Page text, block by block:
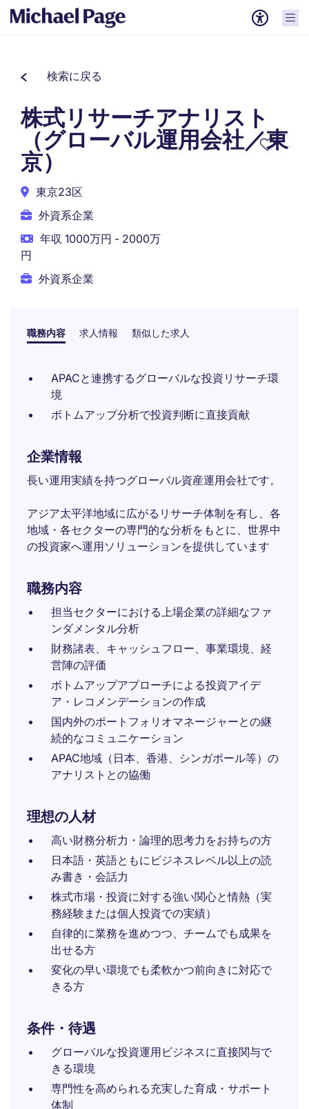
検索に戻る
株式リサーチアナリスト
（グローバル運用会社／東
京）
東京23区
外資系企業
年収 1000万円 - 2000万
円
外資系企業
職務内容 求人情報 類似した求人
APACと連携するグローバルな投資リサーチ環
境
ボトムアップ分析で投資判断に直接貢献
企業情報
長い運用実績を持つグローバル資産運用会社です。
アジア太平洋地域に広がるリサーチ体制を有し、各
地域・各セクターの専門的な分析をもとに、世界中
の投資家へ運用ソリューションを提供しています
職務内容
担当セクターにおける上場企業の詳細なファ
ンダメンタル分析
財務諸表、キャッシュフロー、事業環境、経
営陣の評価
ボトムアップアプローチによる投資アイデ
ア・レコメンデーションの作成
国内外のポートフォリオマネージャーとの継
続的なコミュニケーション
APAC地域（日本、香港、シンガポール等）の
アナリストとの協働
理想の人材
高い財務分析力・論理的思考力をお持ちの方
日本語・英語ともにビジネスレベル以上の読
み書き・会話力
株式市場・投資に対する強い関心と情熱（実
務経験または個人投資での実績）
自律的に業務を進めつつ、チームでも成果を
出せる方
変化の早い環境でも柔軟かつ前向きに対応で
きる方
条件・待遇
グローバルな投資運用ビジネスに直接関与で
きる環境
専門性を高められる充実した育成・サポート
体制